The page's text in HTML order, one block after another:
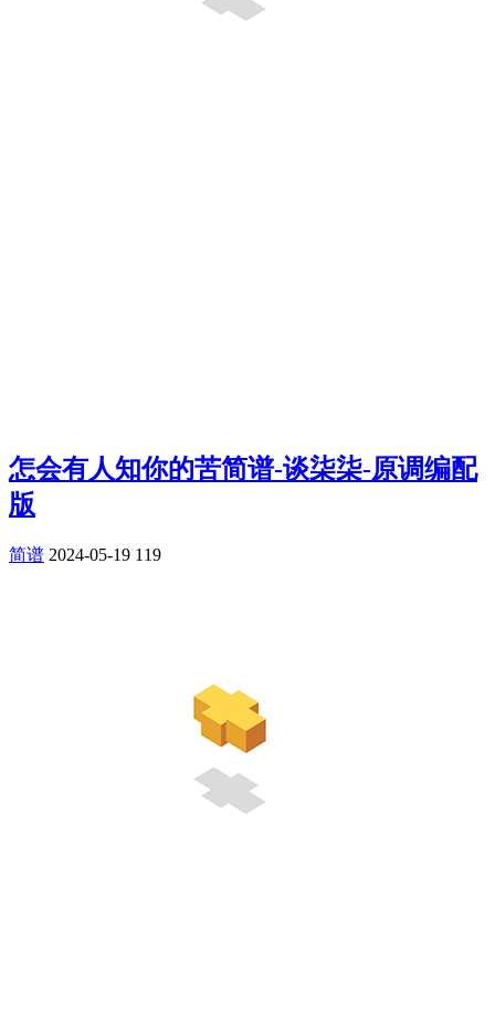
怎会有人知你的苦简谱-谈柒柒-原调编配
版
简谱 2024-05-19 119